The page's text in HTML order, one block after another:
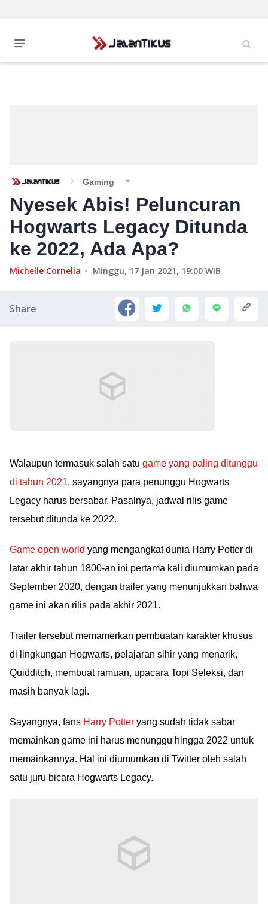
Gaming
Nyesek Abis! Peluncuran
Hogwarts Legacy Ditunda
ke 2022, Ada Apa?
Michelle Cornelia Minggu, 17 Jan 2021, 19:00 WIB
Share
Walaupun termasuk salah satu game yang paling ditunggu
di tahun 2021, sayangnya para penunggu Hogwarts
Legacy harus bersabar. Pasalnya, jadwal rilis game
tersebut ditunda ke 2022.
Game open world yang mengangkat dunia Harry Potter di
latar akhir tahun 1800-an ini pertama kali diumumkan pada
September 2020, dengan trailer yang menunjukkan bahwa
game ini akan rilis pada akhir 2021.
Trailer tersebut memamerkan pembuatan karakter khusus
di lingkungan Hogwarts, pelajaran sihir yang menarik,
Quidditch, membuat ramuan, upacara Topi Seleksi, dan
masih banyak lagi.
Sayangnya, fans Harry Potter yang sudah tidak sabar
memainkan game ini harus menunggu hingga 2022 untuk
memainkannya. Hal ini diumumkan di Twitter oleh salah
satu juru bicara Hogwarts Legacy.